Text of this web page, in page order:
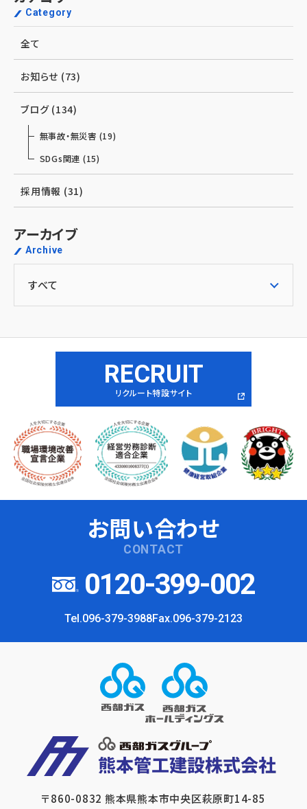
Category
全て
お知らせ (73)
ブログ (134)
無事故・無災害 (19)
SDGs関連 (15)
採用情報 (31)
アーカイブ
Archive
RECRUIT
リクルート特設サイト
お問い合わせ
CONTACT
0120-399-002
Tel.096-379-3988Fax.096-379-2123
〒860-0832 熊本県熊本市中央区萩原町14-85